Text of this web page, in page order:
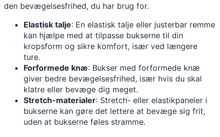
den bevægelsesfrihed, du har brug for.
Elastisk talje: En elastisk talje eller justerbar remme
kan hjælpe med at tilpasse bukserne til din
kropsform og sikre komfort, især ved længere
ture.
Forformede knæ: Bukser med forformede knæ
giver bedre bevægelsesfrihed, især hvis du skal
klatre eller bevæge dig meget.
Stretch-materialer: Stretch- eller elastikpaneler i
bukserne kan gøre det lettere at bevæge sig frit,
uden at bukserne føles stramme.